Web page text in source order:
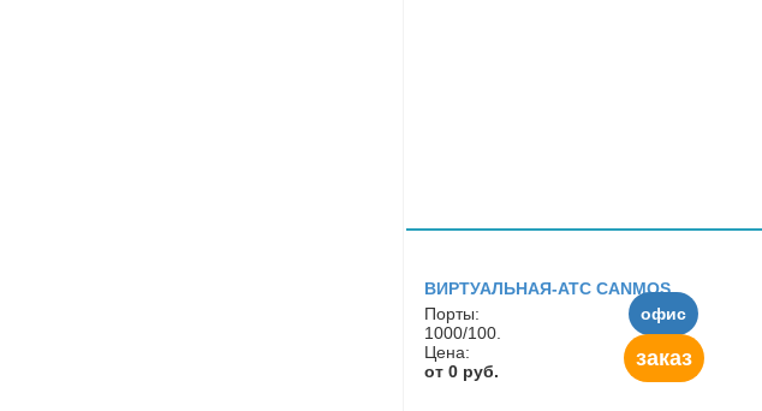
ВИРТУАЛЬНАЯ-АТС CANMOS
Порты:
1000/100.
Цена:
от 0 руб.
офис
заказ